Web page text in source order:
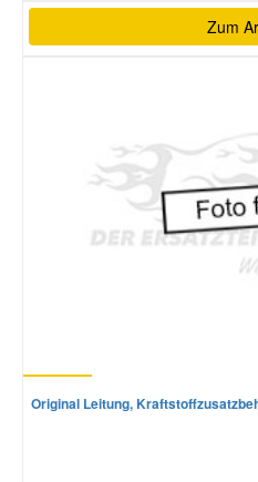
Zum
Original Leitung,